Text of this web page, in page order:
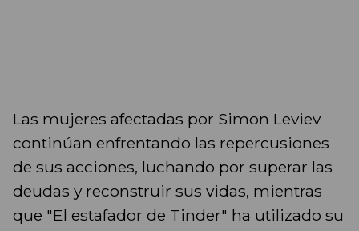
Las mujeres afectadas por Simon Leviev
continúan enfrentando las repercusiones
de sus acciones, luchando por superar las
deudas y reconstruir sus vidas, mientras
que "El estafador de Tinder" ha utilizado su